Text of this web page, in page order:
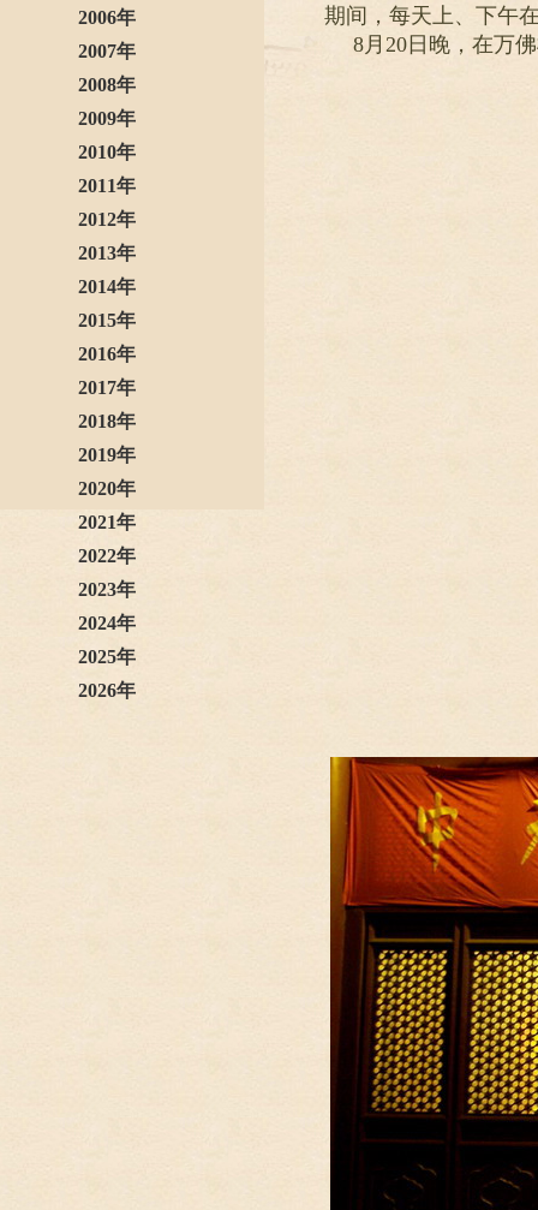
2006年
2007年
2008年
2009年
2010年
2011年
2012年
2013年
2014年
2015年
2016年
2017年
2018年
2019年
2020年
2021年
2022年
2023年
2024年
2025年
2026年
期间，每天上、下午
8月20日晚，在万